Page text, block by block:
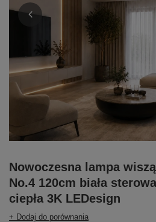
Nowoczesna lampa
No.4 120cm biała
ciepła 3K LEDesign
+ Dodaj do porównania